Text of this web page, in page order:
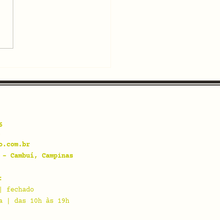
Primeiras
Campinas
fechado
| das 10h às 19h